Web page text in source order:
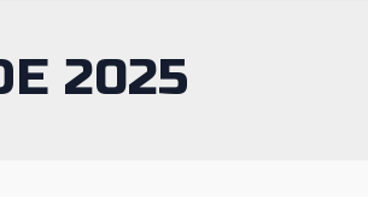
2025